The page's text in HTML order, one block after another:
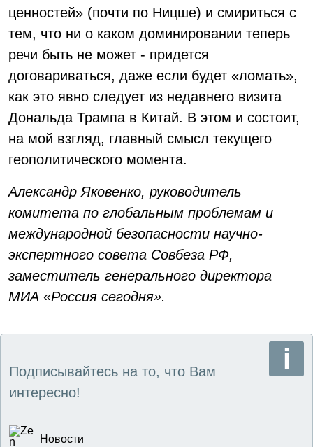
ценностей» (почти по Ницше) и смириться с
тем, что ни о каком доминировании теперь
речи быть не может - придется
договариваться, даже если будет «ломать»,
как это явно следует из недавнего визита
Дональда Трампа в Китай. В этом и состоит,
на мой взгляд, главный смысл текущего
геополитического момента.
Александр Яковенко, руководитель
комитета по глобальным проблемам и
международной безопасности научно-
экспертного совета Совбеза РФ,
заместитель генерального директора
МИА «Россия сегодня».
Подписывайтесь на то, что Вам
интересно!
Новости